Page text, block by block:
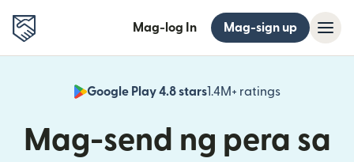
Mag-log In Mag-sign up
Google Play 4.8 stars1.4M+ ratings
(bubukas
Mag-send ng pera sa